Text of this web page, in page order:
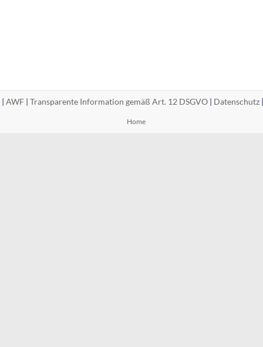
AWF | Transparente Information gemäß Art. 12 DSGVO | Datenschutz
Home